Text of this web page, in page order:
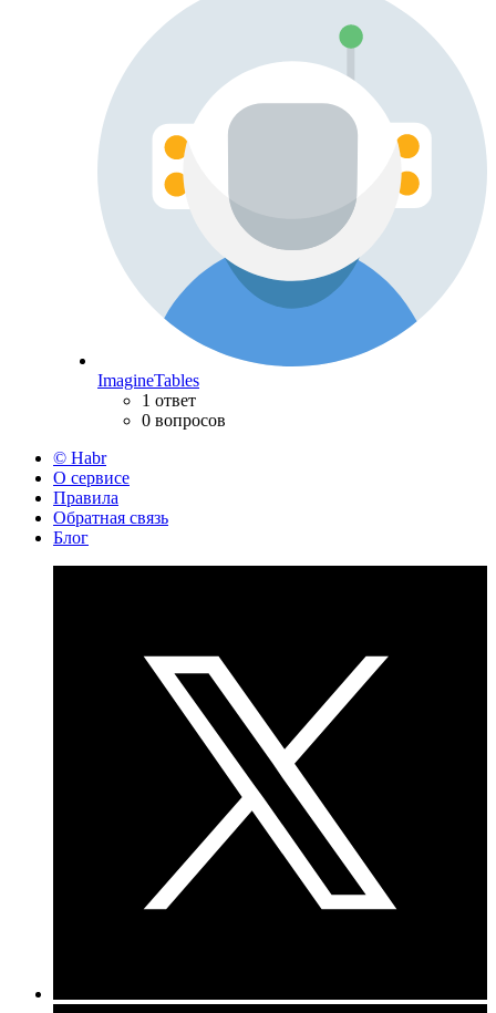
ImagineTables
1 ответ
0 вопросов
© Habr
О сервисе
Правила
Обратная связь
Блог